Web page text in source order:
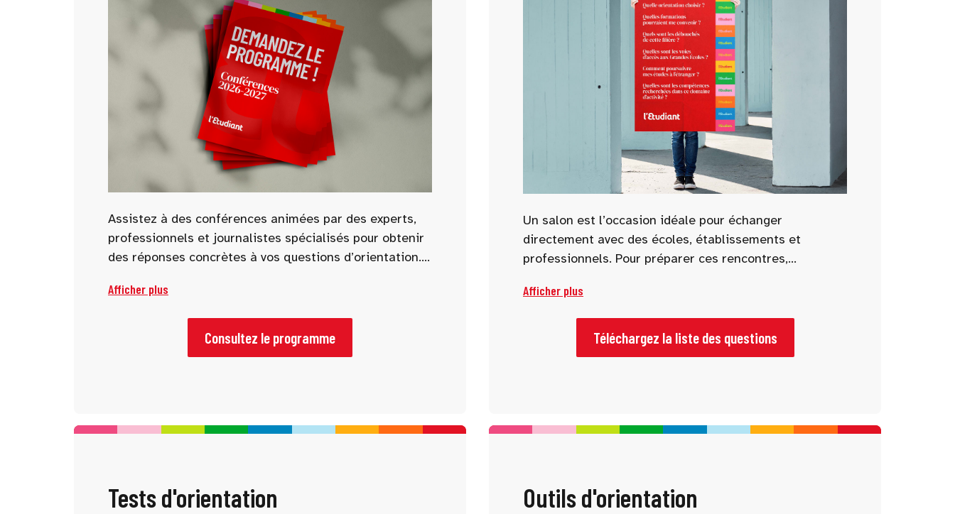
Assistez à des conférences animées par des experts,
professionnels et journalistes spécialisés pour obtenir
des réponses concrètes à vos questions d’orientation.
d’avenir… de nombreuses thématiques sont abordées
pour vous aider à mieux comprendre les études et les
parcours possibles. Pensez à consulter le programme à
l’avance et à sélectionner les conférences qui vous
Afficher plus
Consultez le programme
Un salon est l’occasion idéale pour échanger
directement avec des écoles, établissements et
professionnels. Pour préparer ces rencontres,
poser aux exposants : admissions, programmes,
débouchés, stages, vie étudiante… Notre sélection vous
aidera à mener des échanges utiles !
Afficher plus
Téléchargez la liste des questions
Tests d'orientation Outils d'orientation